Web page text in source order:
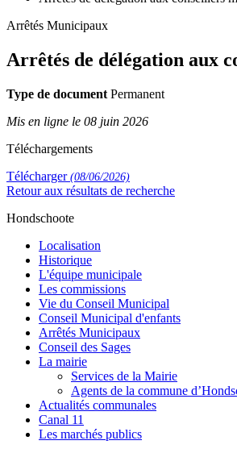
Arrêtés Municipaux
Arrêtés de délégation aux
Type de document Permanent
Mis en ligne le 08 juin 2026
Téléchargements
Télécharger (08/06/2026)
Retour aux résultats de recherche
Hondschoote
Localisation
Historique
L'équipe municipale
Les commissions
Vie du Conseil Municipal
Conseil Municipal d'enfants
Arrêtés Municipaux
Conseil des Sages
La mairie
Services de la Mairie
Agents de la commune
Actualités communales
Canal 11
Les marchés publics